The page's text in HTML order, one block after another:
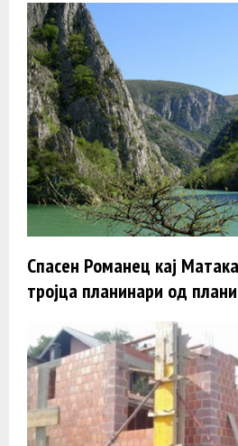
Спасен Романец кај
тројца планинари од